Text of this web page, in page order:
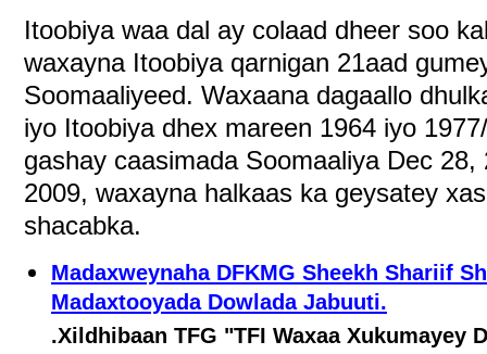
Itoobiya waa dal ay colaad dheer soo
waxayna Itoobiya qarnigan 21aad
Soomaaliyeed. Waxaana dagaallo
iyo Itoobiya dhex mareen 1964 iyo
gashay caasimada Soomaaliya Dec
2009, waxayna halkaas ka geysatey
shacabka.
Madaxweynaha DFKMG Sheekh Shariif
Madaxtooyada Dowlada Jabuuti.
.Xildhibaan TFG "TFI Waxaa Xukumayey